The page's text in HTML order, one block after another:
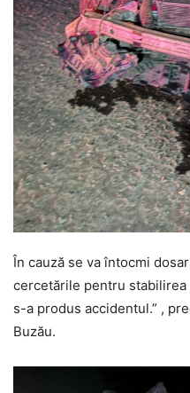
În cauză se va întocmi
cercetările pentru
s-a produs accidentul.” ,
Buzău.